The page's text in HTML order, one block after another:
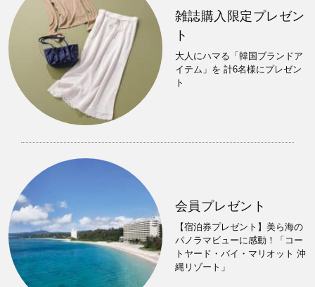
雑誌購入限定プレゼン
ト
大人にハマる「韓国ブランドア
イテム」を 計6名様にプレゼン
ト
会員プレゼント
【宿泊券プレゼント】美ら海の
パノラマビューに感動！「コー
トヤード・バイ・マリオット 沖
縄リゾート」